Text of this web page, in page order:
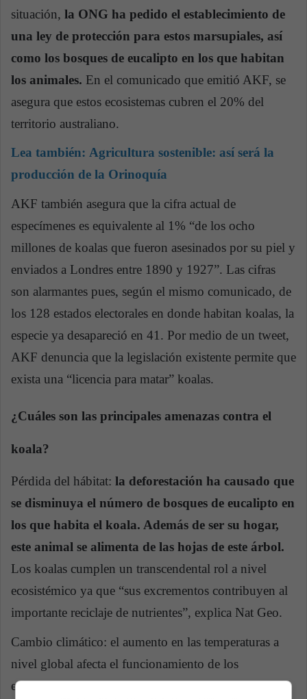
situación, la ONG ha pedido el establecimiento de
una ley de protección para estos marsupiales, así
como los bosques de eucalipto en los que habitan
los animales. En el comunicado que emitió AKF, se
asegura que estos ecosistemas cubren el 20% del
territorio australiano.
Lea también: Agricultura sostenible: así será la
producción de la Orinoquía
AKF también asegura que la cifra actual de
especímenes es equivalente al 1% “de los ocho
millones de koalas que fueron asesinados por su piel y
enviados a Londres entre 1890 y 1927”. Las cifras
son alarmantes pues, según el mismo comunicado, de
los 128 estados electorales en donde habitan koalas, la
especie ya desapareció en 41. Por medio de un tweet,
AKF denuncia que la legislación existente permite que
exista una “licencia para matar” koalas.
¿Cuáles son las principales amenazas contra el
koala?
Pérdida del hábitat: la deforestación ha causado que
se disminuya el número de bosques de eucalipto en
los que habita el koala. Además de ser su hogar,
este animal se alimenta de las hojas de este árbol.
Los koalas cumplen un transcendental rol a nivel
ecosistémico ya que “sus excrementos contribuyen al
importante reciclaje de nutrientes”, explica Nat Geo.
Cambio climático: el aumento en las temperaturas a
nivel global afecta el funcionamiento de los
ecosistemas pues cambia las condiciones naturales y